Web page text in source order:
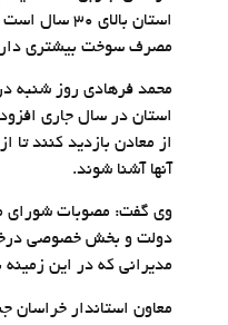
استان بالای
مصرف سوخت بیشتری
محمد فرهادی روز شنبه
استان در سال جاری
از معادن بازدید کنند تا
آنها آشنا شوند.
وی گفت: مصوبات شورای
دولت و بخش خصوصی
مدیرانی که در این
معاون استاندار خراسان